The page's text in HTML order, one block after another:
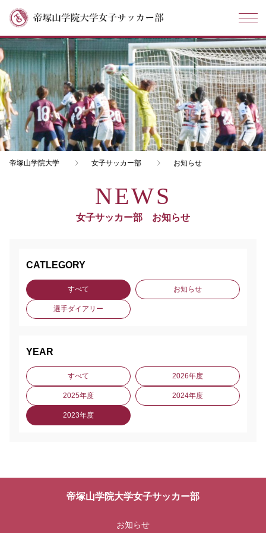
帝塚山学院大学 女子サッカー部 お知らせ
女子サッカー部 お知らせ
CATLEGORY
すべて お知らせ
選手ダイアリー
YEAR
すべて 2026年度
2025年度 2024年度
2023年度
帝塚山学院大学女子サッカー部
お知らせ